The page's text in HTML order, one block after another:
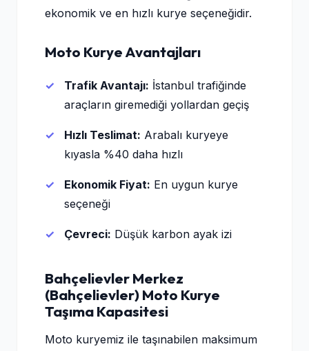
ekonomik ve en hızlı kurye seçeneğidir.
Moto Kurye Avantajları
Trafik Avantajı: İstanbul trafiğinde
araçların giremediği yollardan geçiş
Hızlı Teslimat: Arabalı kuryeye
kıyasla %40 daha hızlı
Ekonomik Fiyat: En uygun kurye
seçeneği
Çevreci: Düşük karbon ayak izi
Bahçelievler Merkez
(Bahçelievler) Moto Kurye
Taşıma Kapasitesi
Moto kuryemiz ile taşınabilen maksimum